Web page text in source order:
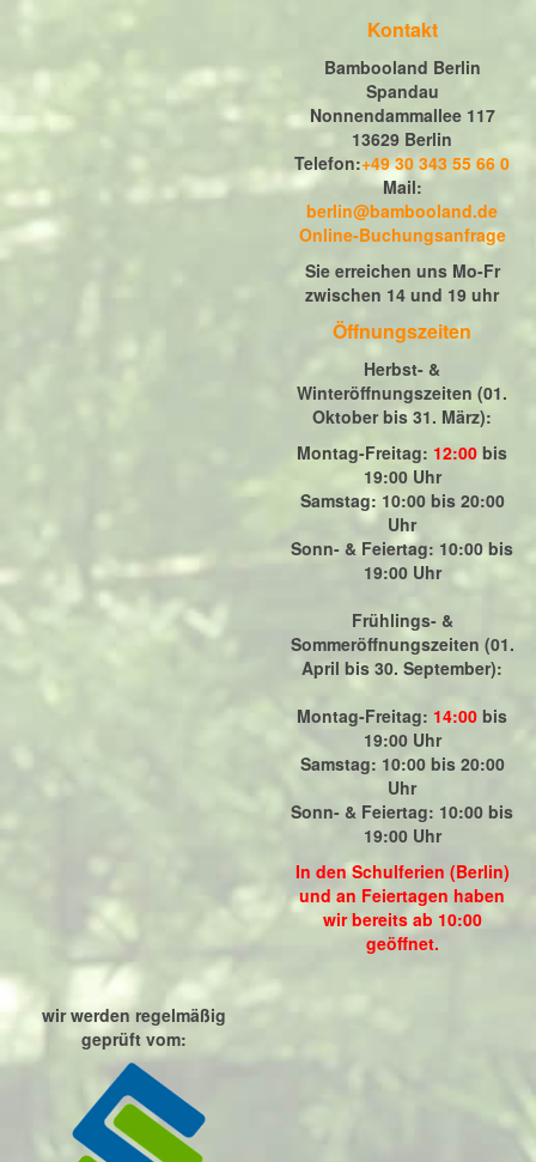
Kontakt
Bambooland Berlin
Spandau
Nonnendammallee 117
13629 Berlin
Telefon:+49 30 343 55 66 0
Mail:
berlin@bambooland.de
Online-Buchungsanfrage
Sie erreichen uns Mo-Fr
zwischen 14 und 19 uhr
Öffnungszeiten
Herbst- &
Winteröffnungszeiten (01.
Oktober bis 31. März):
Montag-Freitag: 12:00 bis
19:00 Uhr
Samstag: 10:00 bis 20:00
Uhr
Sonn- & Feiertag: 10:00 bis
19:00 Uhr
Frühlings- &
Sommeröffnungszeiten (01.
April bis 30. September):
Montag-Freitag: 14:00 bis
19:00 Uhr
Samstag: 10:00 bis 20:00
Uhr
Sonn- & Feiertag: 10:00 bis
19:00 Uhr
In den Schulferien (Berlin)
und an Feiertagen haben
wir bereits ab 10:00
geöffnet.
wir werden regelmäßig
geprüft vom: